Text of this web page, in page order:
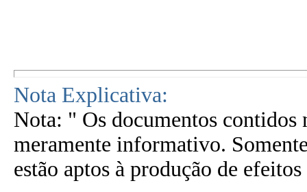
Nota Explicativa:
Nota: " Os documentos contidos
meramente informativo.
estão aptos à produção de